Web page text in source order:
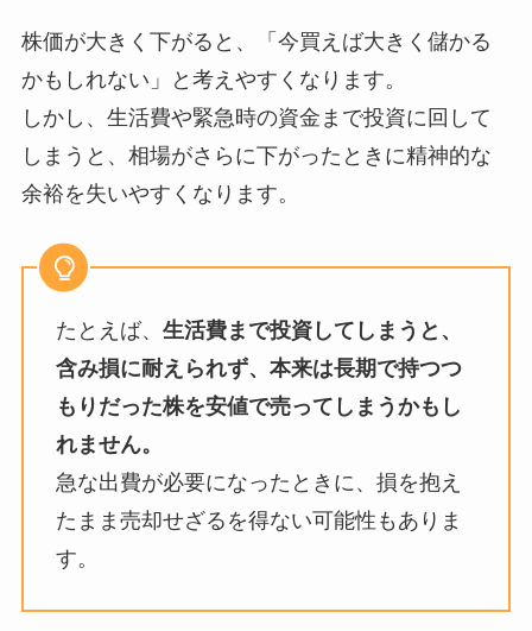
株価が大きく下がると、「今買えば大きく儲かる
かもしれない」と考えやすくなります。
しかし、生活費や緊急時の資金まで投資に回して
しまうと、相場がさらに下がったときに精神的な
余裕を失いやすくなります。
たとえば、 生活費まで投資してしまうと、
含み損に耐えられず、本来は長期で持つつ
もりだった株を安値で売ってしまうかもし
れません。
急な出費が必要になったときに、損を抱え
たまま売却せざるを得ない可能性もありま
す。